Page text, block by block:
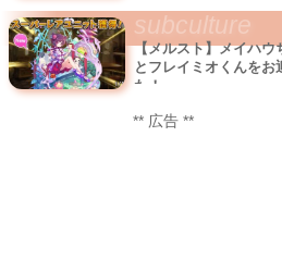
subculture
【メルスト】メイハウ
とフレイミオくんをお
た！
** 広告 **